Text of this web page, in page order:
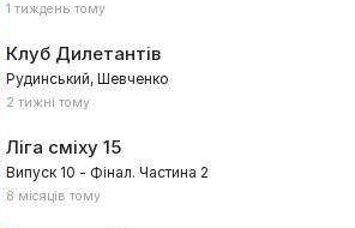
1 тиждень тому
Клуб Дилетантів
Рудинський, Шевченко
2 тижні тому
Ліга сміху15
Випуск 10 - Фінал. Частина 2
8 місяців тому